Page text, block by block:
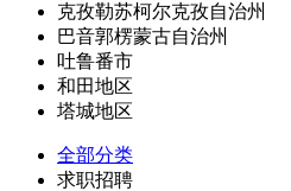
克孜勒苏柯尔克孜自治州
巴音郭楞蒙古自治州
吐鲁番市
和田地区
塔城地区
全部分类
求职招聘